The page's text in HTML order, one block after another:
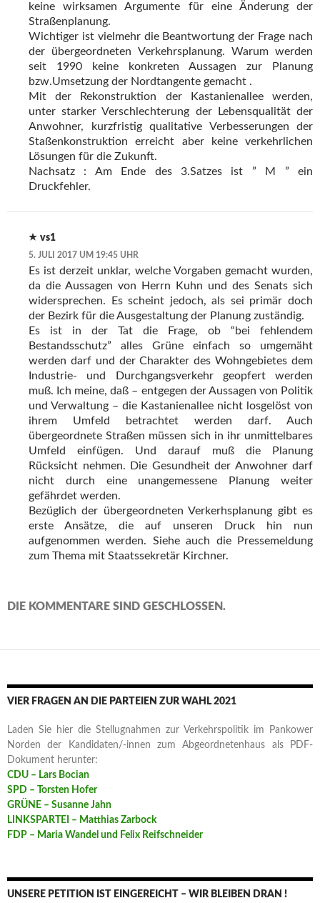
keine wirksamen Argumente für eine Änderung der
Straßenplanung.
Wichtiger ist vielmehr die Beantwortung der Frage nach
der übergeordneten Verkehrsplanung. Warum werden
seit 1990 keine konkreten Aussagen zur Planung
bzw.Umsetzung der Nordtangente gemacht .
Mit der Rekonstruktion der Kastanienallee werden,
unter starker Verschlechterung der Lebensqualität der
Anwohner, kurzfristig qualitative Verbesserungen der
Staßenkonstruktion erreicht aber keine verkehrlichen
Lösungen für die Zukunft.
Nachsatz : Am Ende des 3.Satzes ist ” M ” ein
Druckfehler.
vs1
5. JULI 2017 UM 19:45 UHR
Es ist derzeit unklar, welche Vorgaben gemacht wurden,
da die Aussagen von Herrn Kuhn und des Senats sich
widersprechen. Es scheint jedoch, als sei primär doch
der Bezirk für die Ausgestaltung der Planung zuständig.
Es ist in der Tat die Frage, ob “bei fehlendem
Bestandsschutz” alles Grüne einfach so umgemäht
werden darf und der Charakter des Wohngebietes dem
Industrie- und Durchgangsverkehr geopfert werden
muß. Ich meine, daß – entgegen der Aussagen von Politik
und Verwaltung – die Kastanienallee nicht losgelöst von
ihrem Umfeld betrachtet werden darf. Auch
übergeordnete Straßen müssen sich in ihr unmittelbares
Umfeld einfügen. Und darauf muß die Planung
Rücksicht nehmen. Die Gesundheit der Anwohner darf
nicht durch eine unangemessene Planung weiter
gefährdet werden.
Bezüglich der übergeordneten Verkerhsplanung gibt es
erste Ansätze, die auf unseren Druck hin nun
aufgenommen werden. Siehe auch die Pressemeldung
zum Thema mit Staatssekretär Kirchner.
DIE KOMMENTARE SIND GESCHLOSSEN.
VIER FRAGEN AN DIE PARTEIEN ZUR WAHL 2021
Laden Sie hier die Stellugnahmen zur Verkehrspolitik im Pankower
Norden der Kandidaten/-innen zum Abgeordnetenhaus als PDF-
Dokument herunter:
CDU – Lars Bocian
SPD – Torsten Hofer
GRÜNE – Susanne Jahn
LINKSPARTEI – Matthias Zarbock
FDP – Maria Wandel und Felix Reifschneider
UNSERE PETITION IST EINGEREICHT – WIR BLEIBEN DRAN !